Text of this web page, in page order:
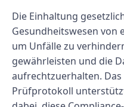
Die Einhaltung
Gesundheitswesen von
um Unfälle zu
gewährleisten und die
aufrechtzuerhalten.
Prüfprotokoll